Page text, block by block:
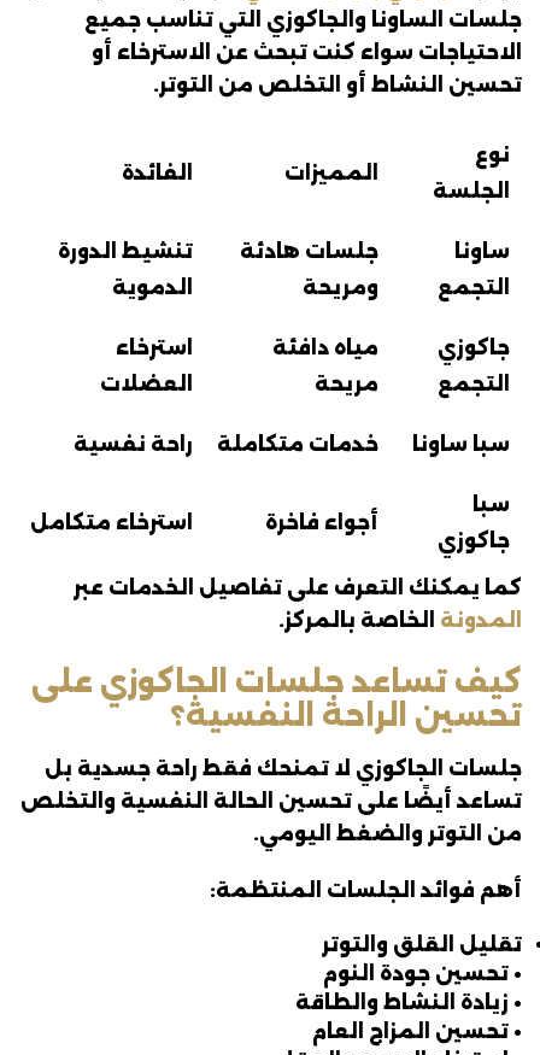
جلسات الساونا والجاكوزي التي تناسب جميع
الاحتياجات سواء كنت تبحث عن الاسترخاء أو
تحسين النشاط أو التخلص من التوتر.
نوع
الجلسة
المميزات الفائدة
ساونا
التجمع
جلسات هادئة
ومريحة
تنشيط الدورة
الدموية
جاكوزي
التجمع
مياه دافئة
مريحة
استرخاء
العضلات
سبا ساونا خدمات متكاملة راحة نفسية
سبا
جاكوزي
أجواء فاخرة استرخاء متكامل
كما يمكنك التعرف على تفاصيل الخدمات عبر
المدونة الخاصة بالمركز.
كيف تساعد جلسات الجاكوزي على
تحسين الراحة النفسية؟
جلسات الجاكوزي لا تمنحك فقط راحة جسدية بل
تساعد أيضًا على تحسين الحالة النفسية والتخلص
من التوتر والضغط اليومي.
أهم فوائد الجلسات المنتظمة:
تقليل القلق والتوتر
• تحسين جودة النوم
• زيادة النشاط والطاقة
• تحسين المزاج العام